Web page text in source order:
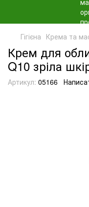
Гігієна Крема та
Крем для
Q10 зріла
Артикул: 05166